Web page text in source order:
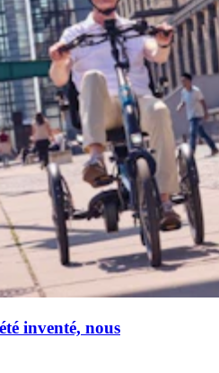
inventé, nous